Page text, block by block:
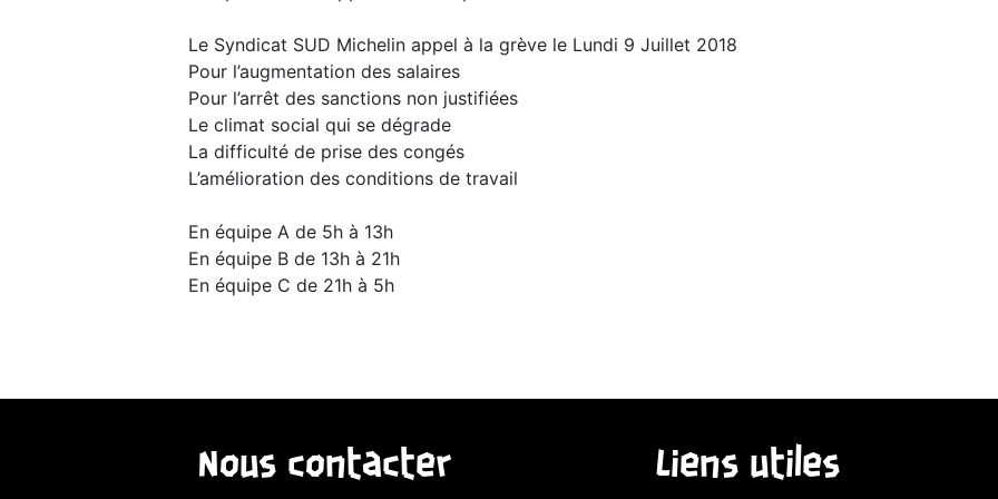
Le Syndicat SUD Michelin appel à la grève le Lundi 9 Juillet 2018
Pour l’augmentation des salaires
Pour l’arrêt des sanctions non justifiées
Le climat social qui se dégrade
La difficulté de prise des congés
L’amélioration des conditions de travail
En équipe A de 5h à 13h
En équipe B de 13h à 21h
En équipe C de 21h à 5h
Nous contacter Liens utiles